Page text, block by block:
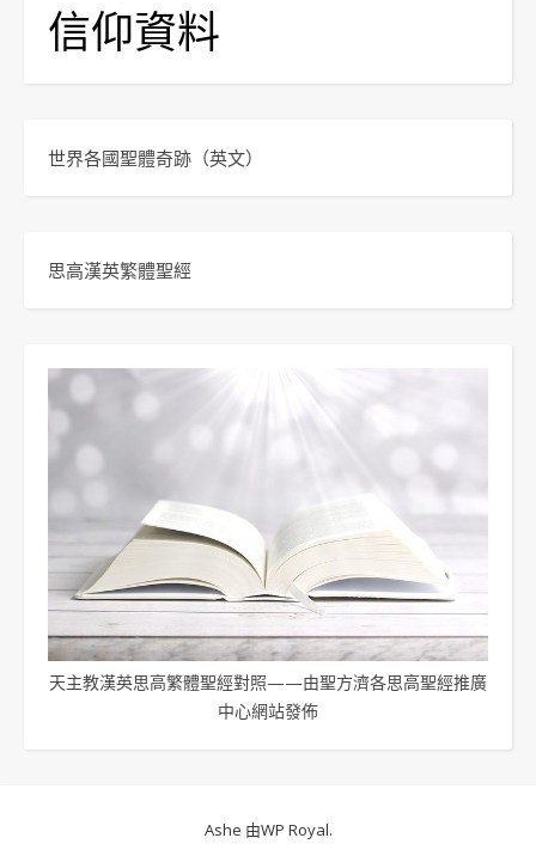
信仰資料
世界各國聖體奇跡 （英文）
思高漢英繁體聖經
天主教漢英思高繁體聖經對照——由聖方濟各思高聖經推廣
中心網站發佈
Ashe 由WP Royal.